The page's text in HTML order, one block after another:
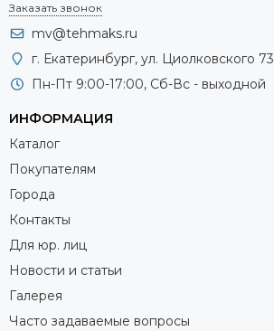
Заказать звонок
mv@tehmaks.ru
г. Екатеринбург, ул. Циолковского 73
Пн-Пт 9:00-17:00, Сб-Вс - выходной
ИНФОРМАЦИЯ
Каталог
Покупателям
Города
Контакты
Для юр. лиц
Новости и статьи
Галерея
Часто задаваемые вопросы